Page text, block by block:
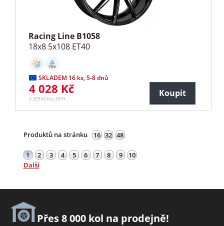
Racing Line B1058
18x8 5x108 ET40
SKLADEM 16 ks, 5-8 dnů
4 028 Kč
3 329 Kč bez DPH
Koupit
Produktů na stránku 16 32 48
1 2 3 4 5 6 7 8 9
10
Další
Přes 8 000 kol na prodejně!